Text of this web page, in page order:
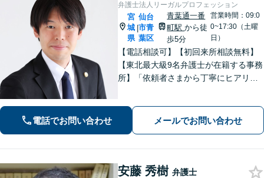
弁護士法人リーガルプロフェッション
宮
城
県
|
仙台
市青
葉区
青葉通一番
町駅から徒
歩5分
営業時間：09:0
0~17:30（土曜
日）
【電話相談可】【初回来所相談無料】
【東北最大級9名弁護士が在籍する事務
所】「依頼者さまから丁寧にヒアリン
可」多角的な視点で労働問題をサポー
ト【休日夜間相談可】【完全個室対
電話でお問い合わせ メールでお問い合わせ
安藤 秀樹 弁護士